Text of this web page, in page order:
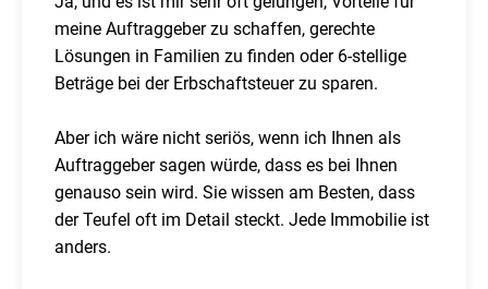
meine Auftraggeber zu schaffen, gerechte
Lösungen in Familien zu finden oder 6-stellige
Beträge bei der Erbschaftsteuer zu sparen.
Aber ich wäre nicht seriös, wenn ich Ihnen als
Auftraggeber sagen würde, dass es bei Ihnen
genauso sein wird. Sie wissen am Besten, dass
der Teufel oft im Detail steckt. Jede Immobilie ist
anders.